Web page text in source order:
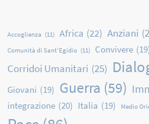
Accoglienza (11) Africa (22) Anziani
Comunità di Sant'Egidio (11) Convivere
Corridoi Umanitari (25)
Giovani (19) Guerra (59)
integrazione (20) Italia (19) Medio